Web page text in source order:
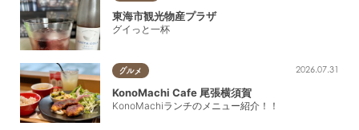
東海市観光物産プラザ
グイっと一杯
グルメ 2026.07.31
KonoMachi Cafe 尾張横須賀
KonoMachiランチのメニュー紹介！！